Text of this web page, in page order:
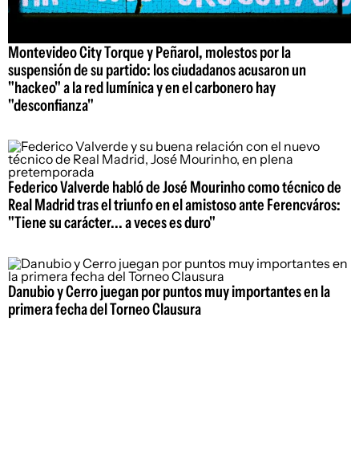
Montevideo City Torque y Peñarol, molestos por la
suspensión de su partido: los ciudadanos acusaron un
"hackeo" a la red lumínica y en el carbonero hay
"desconfianza"
Federico Valverde habló de José Mourinho como técnico de
Real Madrid tras el triunfo en el amistoso ante Ferencváros:
"Tiene su carácter... a veces es duro"
Danubio y Cerro juegan por puntos muy importantes en la
primera fecha del Torneo Clausura